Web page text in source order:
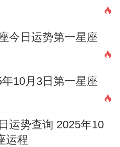
今日运势第一星座
10月3日第一星座
运势查询 2025年10
运程